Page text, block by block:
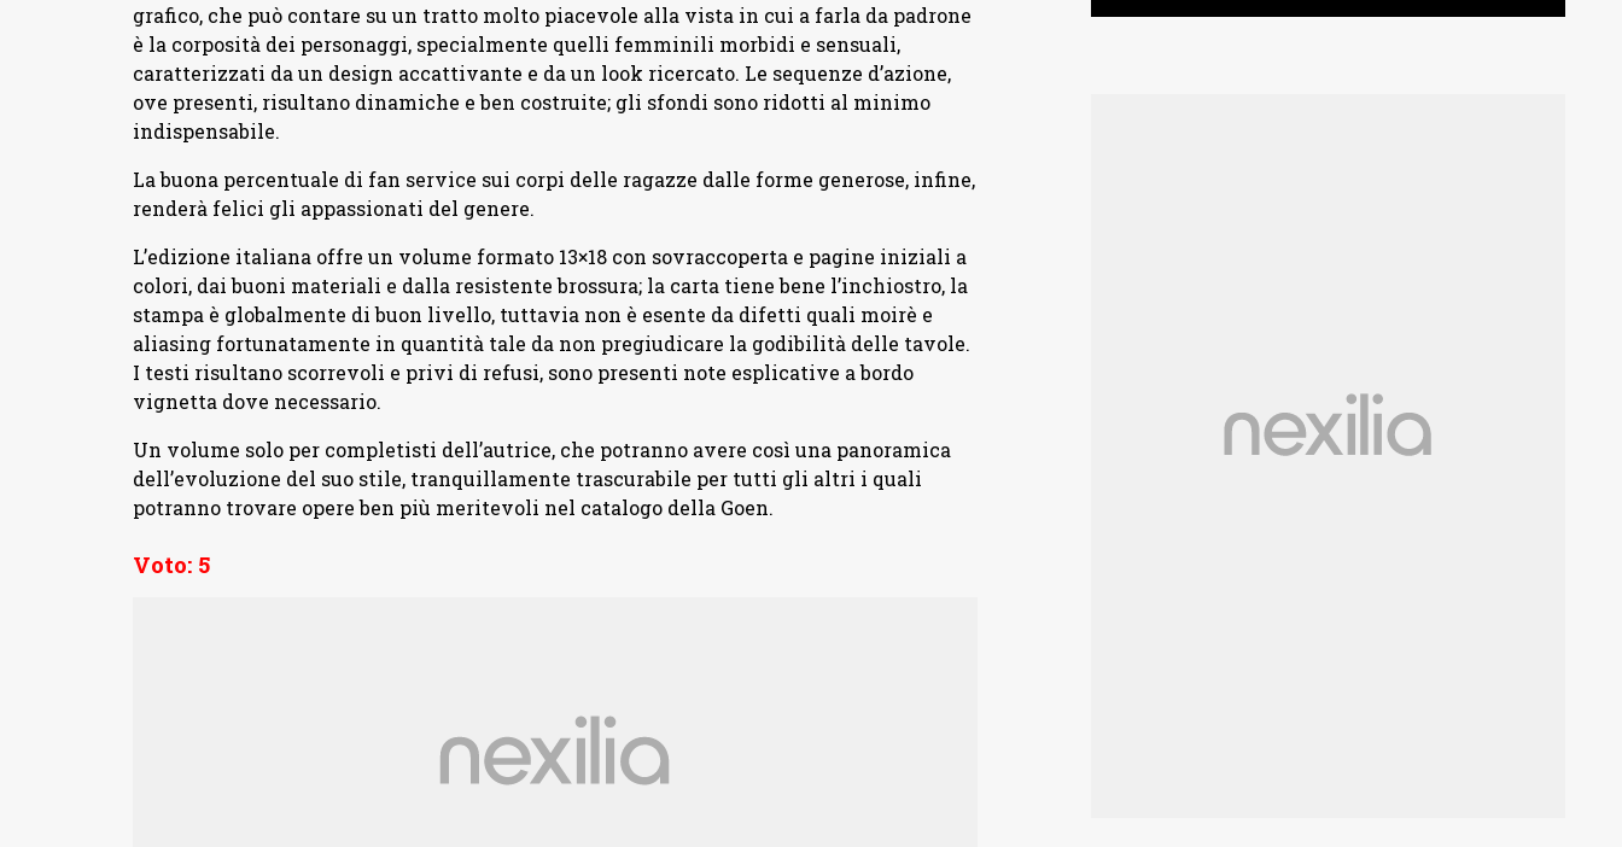
grafico, che può contare su un tratto molto piacevole alla vista in cui a farla da padrone
è la corposità dei personaggi, specialmente quelli femminili morbidi e sensuali,
caratterizzati da un design accattivante e da un look ricercato. Le sequenze d’azione,
ove presenti, risultano dinamiche e ben costruite; gli sfondi sono ridotti al minimo
indispensabile.
La buona percentuale di fan service sui corpi delle ragazze dalle forme generose, infine,
renderà felici gli appassionati del genere.
L’edizione italiana offre un volume formato 13×18 con sovraccoperta e pagine iniziali a
colori, dai buoni materiali e dalla resistente brossura; la carta tiene bene l’inchiostro, la
stampa è globalmente di buon livello, tuttavia non è esente da difetti quali moirè e
aliasing fortunatamente in quantità tale da non pregiudicare la godibilità delle tavole.
I testi risultano scorrevoli e privi di refusi, sono presenti note esplicative a bordo
vignetta dove necessario.
Un volume solo per completisti dell’autrice, che potranno avere così una panoramica
dell’evoluzione del suo stile, tranquillamente trascurabile per tutti gli altri i quali
potranno trovare opere ben più meritevoli nel catalogo della Goen.
Voto: 5